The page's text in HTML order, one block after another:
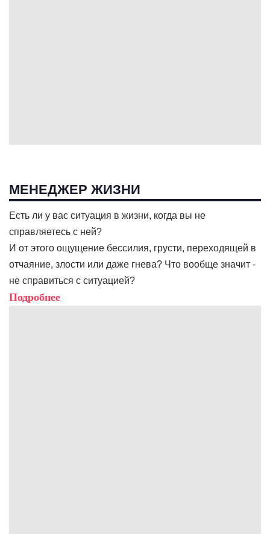
МЕНЕДЖЕР ЖИЗНИ
Есть ли у вас ситуация в жизни, когда вы не
справляетесь с ней?
И от этого ощущение бессилия, грусти, переходящей в
отчаяние, злости или даже гнева? Что вообще значит -
не справиться с ситуацией?
Подробнее